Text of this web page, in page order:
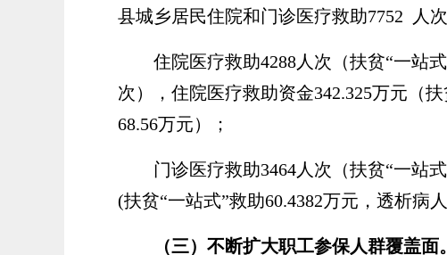
县城乡居民住院和门诊医疗救助7752 人 次
住院医疗救助4288人次（扶贫“一站
次），住院医疗救助资金342.325万元（
68.56万元）；
门诊医疗救助3464人次（扶贫“一站
(扶贫“一站式”救助60.4382万元，透析病
（三）不断扩大职工参保人群覆盖面